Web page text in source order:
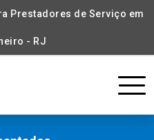
Prestadores de Serviço em
- RJ